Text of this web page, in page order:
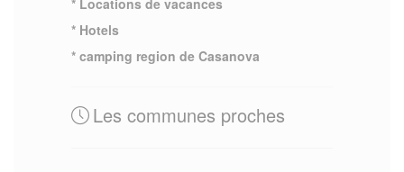
* Hotels
* camping region de Casanova
Les communes proches